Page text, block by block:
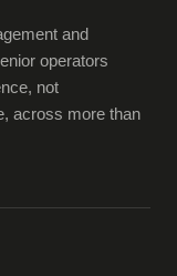
and
operators
not
across more than